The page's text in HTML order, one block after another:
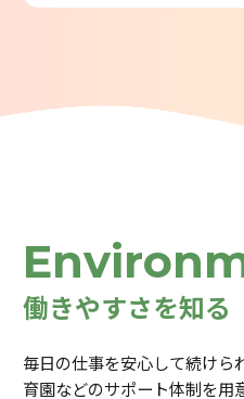
働きやすさを知る
毎日の仕事を安心して続けら
育園などのサポート体制を用